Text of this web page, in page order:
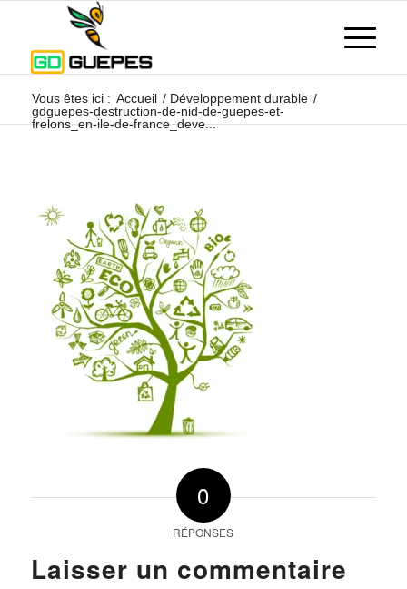
Vous êtes ici : Accueil / Développement durable /
gdguepes-destruction-de-nid-de-guepes-et-
frelons_en-ile-de-france_deve...
0
RÉPONSES
Laisser un commentaire